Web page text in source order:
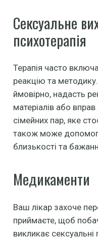
Сексуальне
психотерапія
Терапія часто
реакцію та
ймовірно, надасть
матеріалів або
сімейних пар, яке
також може
близькості та
Медикаменти
Ваш лікар захоче
приймаєте, щоб
викликає